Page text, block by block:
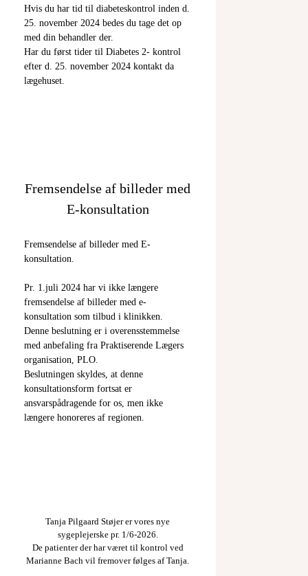
Hvis du har tid til diabeteskontrol inden d.
25. november 2024 bedes du tage det op
med din behandler der.
Har du først tider til Diabetes 2- kontrol
efter d. 25. november 2024 kontakt da
lægehuset.
Fremsendelse af billeder med
E-konsultation
Fremsendelse af billeder med E-
konsultation.
Pr. 1.juli 2024 har vi ikke længere
fremsendelse af billeder med e-
konsultation som tilbud i klinikken.
Denne beslutning er i overensstemmelse
med anbefaling fra Praktiserende Lægers
organisation, PLO.
Beslutningen skyldes, at denne
konsultationsform fortsat er
ansvarspådragende for os, men ikke
længere honoreres af regionen.
Tanja Pilgaard Støjer er vores nye
sygeplejerske pr. 1/6-2026.
De patienter der har været til kontrol ved
Marianne Bach vil fremover følges af Tanja.